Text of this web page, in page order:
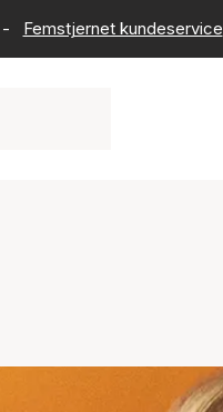
- Femstjernet kundeservice